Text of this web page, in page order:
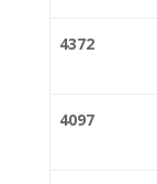
4372
4097